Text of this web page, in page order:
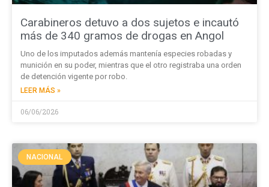
Carabineros detuvo a dos sujetos e incautó
más de 340 gramos de drogas en Angol
Uno de los imputados además mantenía especies robadas y
munición en su poder, mientras que el otro registraba una orden
de detención vigente por robo.
LEER MÁS »
06/06/2026
NACIONAL